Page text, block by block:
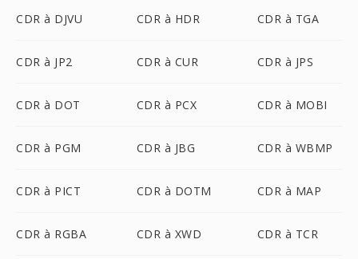
CDR à DJVU CDR à HDR CDR à TGA
CDR à JP2 CDR à CUR CDR à JPS
CDR à DOT CDR à PCX CDR à MOBI
CDR à PGM CDR à JBG CDR à WBMP
CDR à PICT CDR à DOTM CDR à MAP
CDR à RGBA CDR à XWD CDR à TCR